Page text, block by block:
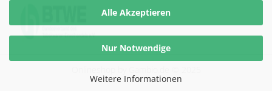
Alle Akzeptieren
Nur Notwendige
Weitere Informationen